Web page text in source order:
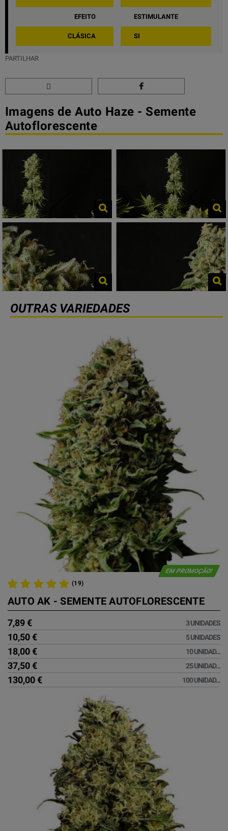
EFEITO ESTIMULANTE
CLÁSICA SI
PARTILHAR
OUTRAS VARIEDADES
EM PROMOÇÃO!
(19)
AUTO AK - SEMENTE AUTOFLORESCENTE
7,89 € 3 UNIDADES
10,50 € 5 UNIDADES
18,00 € 10 UNIDAD...
37,50 € 25 UNIDAD...
130,00 € 100 UNIDAD...
Imagens de Auto Haze - Semente
Autoflorescente